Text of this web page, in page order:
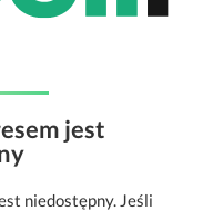
jest
niedostępny. Jeśli